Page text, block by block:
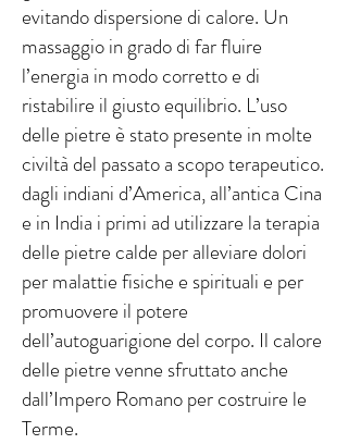
evitando dispersione di calore. Un
massaggio in grado di far fluire
l’energia in modo corretto e di
ristabilire il giusto equilibrio. L’uso
delle pietre è stato presente in molte
civiltà del passato a scopo terapeutico.
dagli indiani d’America, all’antica Cina
e in India i primi ad utilizzare la terapia
delle pietre calde per alleviare dolori
per malattie fisiche e spirituali e per
promuovere il potere
dell’autoguarigione del corpo. Il calore
delle pietre venne sfruttato anche
dall’Impero Romano per costruire le
Terme.